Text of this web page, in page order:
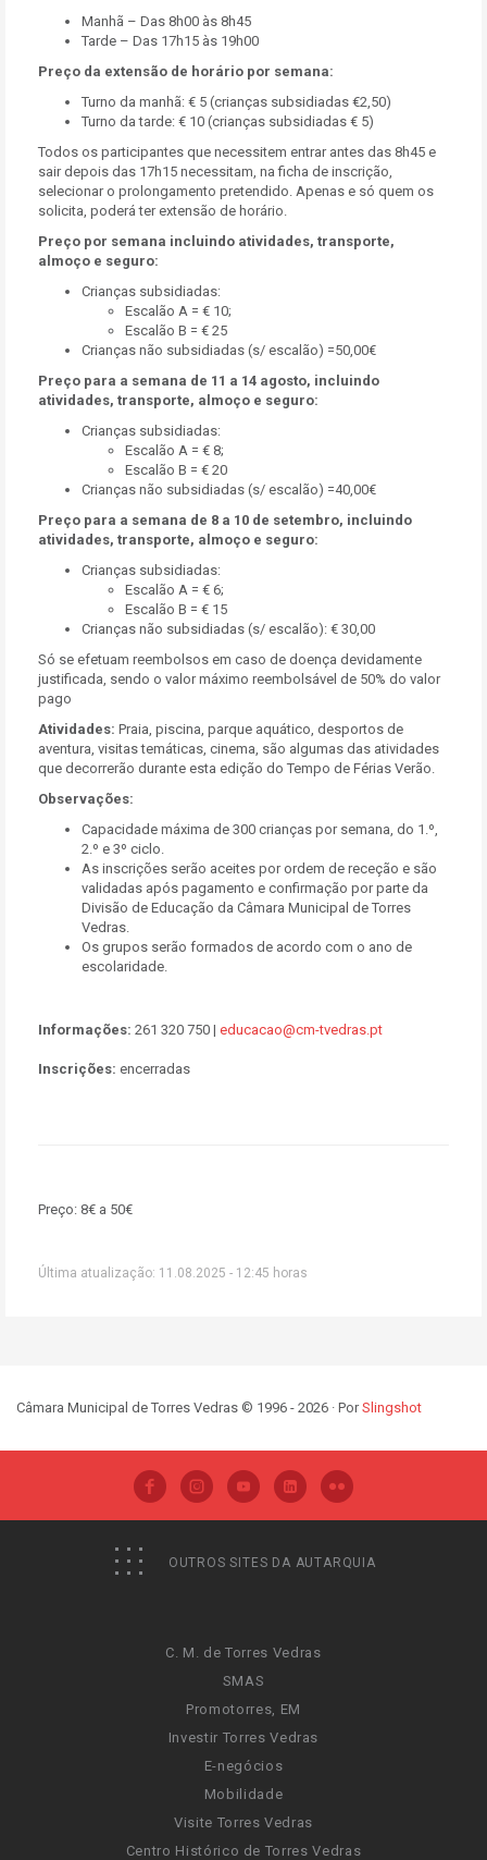
Manhã – Das 8h00 às 8h45
Tarde – Das 17h15 às 19h00
Preço da extensão de horário por semana:
Turno da manhã: € 5 (crianças subsidiadas €2,50)
Turno da tarde: € 10 (crianças subsidiadas € 5)
Todos os participantes que necessitem entrar antes das 8h45 e
sair depois das 17h15 necessitam, na ficha de inscrição,
selecionar o prolongamento pretendido. Apenas e só quem os
solicita, poderá ter extensão de horário.
Preço por semana incluindo atividades, transporte,
almoço e seguro:
Crianças subsidiadas:
Escalão A = € 10;
Escalão B = € 25
Crianças não subsidiadas (s/ escalão) =50,00€
Preço para a semana de 11 a 14 agosto, incluindo
atividades, transporte, almoço e seguro:
Crianças subsidiadas:
Escalão A = € 8;
Escalão B = € 20
Crianças não subsidiadas (s/ escalão) =40,00€
Preço para a semana de 8 a 10 de setembro, incluindo
atividades, transporte, almoço e seguro:
Crianças subsidiadas:
Escalão A = € 6;
Escalão B = € 15
Crianças não subsidiadas (s/ escalão): € 30,00
Só se efetuam reembolsos em caso de doença devidamente
justificada, sendo o valor máximo reembolsável de 50% do valor
pago
Atividades: Praia, piscina, parque aquático, desportos de
aventura, visitas temáticas, cinema, são algumas das atividades
que decorrerão durante esta edição do Tempo de Férias Verão.
Observações:
Capacidade máxima de 300 crianças por semana, do 1.º,
2.º e 3º ciclo.
As inscrições serão aceites por ordem de receção e são
validadas após pagamento e confirmação por parte da
Divisão de Educação da Câmara Municipal de Torres
Vedras.
Os grupos serão formados de acordo com o ano de
escolaridade.
Informações: 261 320 750 | educacao@cm-tvedras.pt
Inscrições: encerradas
Preço: 8€ a 50€
Última atualização: 11.08.2025 - 12:45 horas
Câmara Municipal de Torres Vedras © 1996 - 2026 · PorSlingshot
OUTROS SITES DA AUTARQUIA
C. M. de Torres Vedras
SMAS
Promotorres, EM
Investir Torres Vedras
E-negócios
Mobilidade
Visite Torres Vedras
Centro Histórico de Torres Vedras